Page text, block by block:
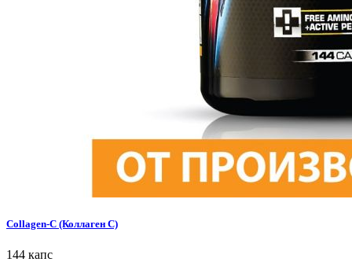
Collagen-C (Коллаген С)
144 капс